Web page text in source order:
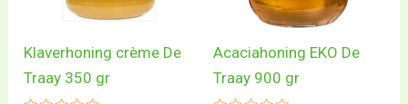
Klaverhoning crème De
Traay 350 gr
Acaciahoning EKO De
Traay 900 gr